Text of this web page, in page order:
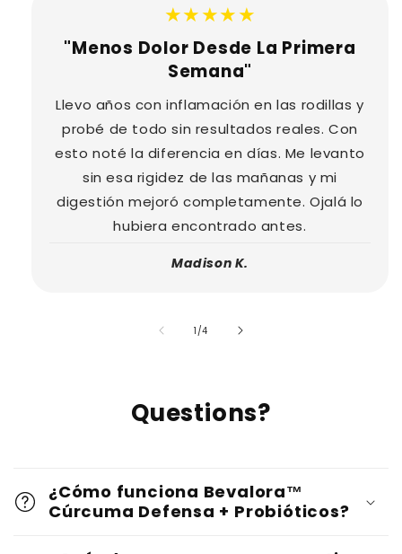
★★★★★
"Menos Dolor Desde La Primera
Semana"
Llevo años con inflamación en las rodillas y
probé de todo sin resultados reales. Con
esto noté la diferencia en días. Me levanto
sin esa rigidez de las mañanas y mi
digestión mejoró completamente. Ojalá lo
hubiera encontrado antes.
Madison K.
1 /of
4
Questions?
¿Cómo funciona Bevalora™
Cúrcuma Defensa + Probióticos?